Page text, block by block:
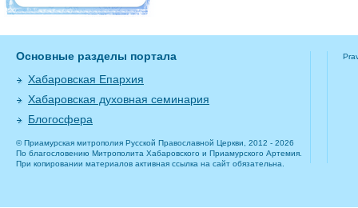
Основные разделы портала
Хабаровская Епархия
Хабаровская духовная семинария
Блогосфера
© Приамурская митрополия Русской Православной Церкви, 2012 - 2026
По благословению Митрополита Хабаровского и Приамурского Артемия.
При копировании материалов активная ссылка на сайт обязательна.